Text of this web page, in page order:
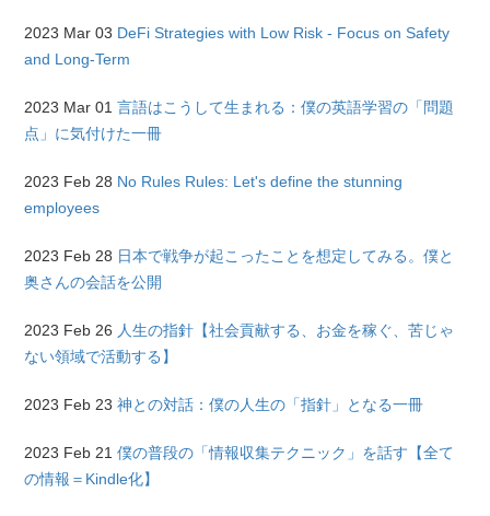
2023 Mar 03 DeFi Strategies with Low Risk - Focus on Safety
and Long-Term
2023 Mar 01 言語はこうして生まれる：僕の英語学習の「問題
点」に気付けた一冊
2023 Feb 28 No Rules Rules: Let's define the stunning
employees
2023 Feb 28 日本で戦争が起こったことを想定してみる。僕と
奥さんの会話を公開
2023 Feb 26 人生の指針【社会貢献する、お金を稼ぐ、苦じゃ
ない領域で活動する】
2023 Feb 23 神との対話：僕の人生の「指針」となる一冊
2023 Feb 21 僕の普段の「情報収集テクニック」を話す【全て
の情報＝Kindle化】